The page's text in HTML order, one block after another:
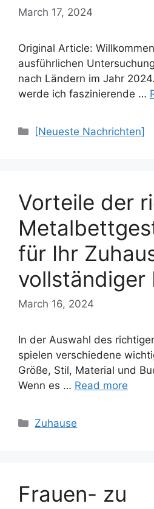
March 17, 2024
Original Article:
ausführlichen
nach Ländern im Jahr
werde ich faszinierende …
Categories
[Neueste Nachrichten]
Vorteile der
für Ihr
vollständiger
March 16, 2024
In der Auswahl des
spielen verschiedene
Größe, Stil, Material und
Wenn es … Read more
Categories
Zuhause
Frauen- zu